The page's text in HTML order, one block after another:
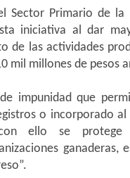
Sector Primario de
iniciativa al dar
de las actividades
mil millones de pesos
impunidad que
o incorporado
ello se
ganaderas,